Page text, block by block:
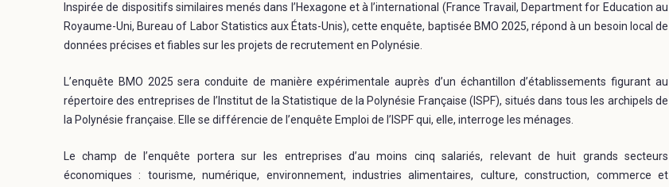
Inspirée de dispositifs similaires menés dans l’Hexagone et à l’international (France Travail, Department for Education au
Royaume-Uni, Bureau of Labor Statistics aux États-Unis), cette enquête, baptisée BMO 2025, répond à un besoin local de
données précises et fiables sur les projets de recrutement en Polynésie.
L’enquête BMO 2025 sera conduite de manière expérimentale auprès d’un échantillon d’établissements figurant au
répertoire des entreprises de l’Institut de la Statistique de la Polynésie Française (ISPF), situés dans tous les archipels de
la Polynésie française. Elle se différencie de l’enquête Emploi de l’ISPF qui, elle, interroge les ménages.
Le champ de l’enquête portera sur les entreprises d’au moins cinq salariés, relevant de huit grands secteurs
économiques : tourisme, numérique, environnement, industries alimentaires, culture, construction, commerce et